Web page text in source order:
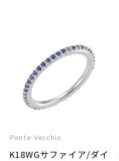
Ponte Vecchio
K18WGサファイア/ダイ